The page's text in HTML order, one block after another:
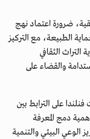
ضرورة اعتماد نهج
الطبيعة، مع التركيز
الثقافي
والقضاء على
على الترابط بين
دمج المعرفة
الوعي البيئي والتنمية